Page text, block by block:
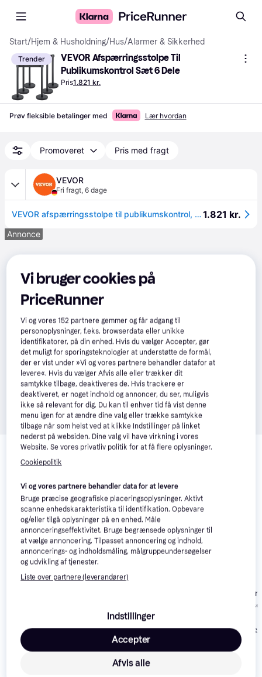
Start/Hjem & Husholdning/Hus/Alarmer & Sikkerhed
Trender
VEVOR Afspærringsstolpe Til
Publikumskontrol Sæt 6 Dele
Pris1.821 kr.
Prøv fleksible betalinger med Lær hvordan
Promoveret Pris med fragt
VEVOR
Fri fragt, 6 dage
VEVOR afspærringsstolpe til publikumskontrol, sæt med 6 dele afspærringsstolpesæt, afspærringsstolpesæt med 2 m sort udtrækkeligt bånd, sort afspærringsbarriere til publikumskontrol med beton- og metalbase – nem montering1.821 kr.
Annonce
Relaterede produkter
Se vores forslag til andre produkter, der matcher dine
1.975 kr.
500+
251 kr.
Aqara Door
Window
Eller 3 betalinger
Læs om produktet
Vi bruger cookies på
PriceRunner
Vi og vores152 partnere gemmer og får adgang til
personoplysninger, f.eks. browserdata eller unikke
identifikatorer, på din enhed. Hvis du vælger Accepter, gør
det muligt for sporingsteknologier at understøtte de formål,
der er vist under »Vi og vores partnere behandler datafor at
levere«. Hvis du vælger Afvis alle eller trækker dit
samtykke tilbage, deaktiveres de. Hvis trackere er
deaktiveret, er noget indhold og annoncer, du ser, muligvis
ikke så relevant for dig. Du kan til enhver tid få vist denne
menu igen for at ændre dine valg eller trække samtykke
tilbage når som helst ved at klikke Indstillinger på linket
nederst på websiden. Dine valg vil have virkning i vores
Website. Se vores privatliv politik for at få flere oplysninger.
Cookiepolitik
Vi og vores partnere behandler data for at levere
Bruge præcise geografiske placeringsoplysninger. Aktivt
scanne enhedskarakteristika til identifikation. Opbevare
og/eller tilgå oplysninger på en enhed. Måle
annonceringseffektivitet. Bruge begrænsede oplysninger til
at vælge annoncering. Tilpasset annoncering og indhold,
annoncerings- og indholdsmåling, målgruppeundersøgelser
og udvikling af tjenester.
Liste over partnere (leverandører)
Indstillinger
Afvis alle
Accepter